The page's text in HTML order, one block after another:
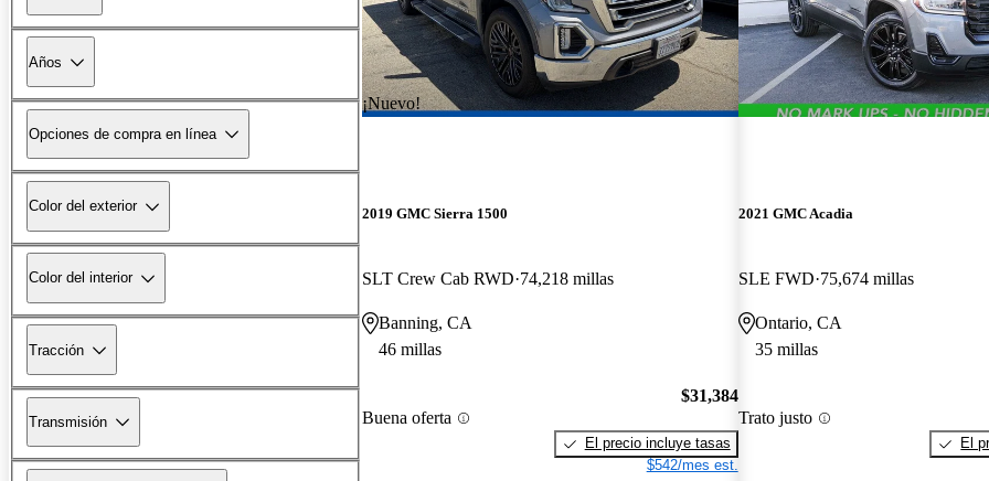
Años
Opciones de compra en línea
Color del exterior
Color del interior
Tracción
Transmisión
¡Nuevo!
2019 GMC Sierra 1500
SLT Crew Cab RWD 74,218 millas
Banning, CA
46 millas
Buena oferta
$31,384
El precio incluye tasas
$542/mes est.
2021 GMC Acadia
SLE FWD 75,674 millas
Ontario, CA
35 millas
Trato justo
El